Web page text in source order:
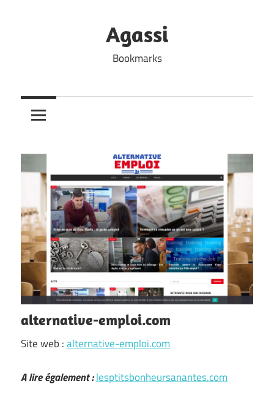
Agassi
Bookmarks
alternative-emploi.com
Site web :alternative-emploi.com
A lire également :lesptitsbonheursanantes.com